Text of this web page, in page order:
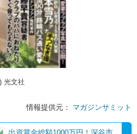
光文社
情報提供元： マガジンサミット